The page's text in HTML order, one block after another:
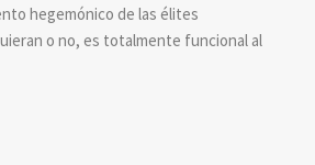
hegemónico de las élites
o no, es totalmente funcional al